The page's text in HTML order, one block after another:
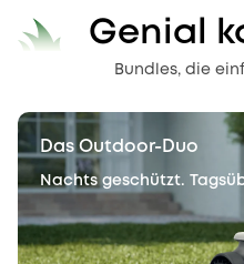
Genial
Bundles, die
Das Outdoor-Duo
Nachts geschützt.